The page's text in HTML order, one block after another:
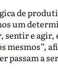
de
um
sentir e
mesmos”,
passam a